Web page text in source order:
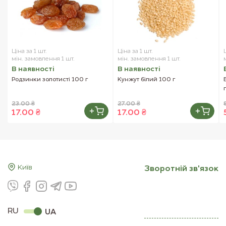
Ціна за 1 шт.
мін. замовлення 1 шт.
В наявностi
Родзинки золотисті 100 г
23.00 ₴
17.00 ₴
Ціна за 1 шт.
мін. замовлення 1 шт.
В наявностi
Кунжут білий 100 г
27.00 ₴
17.00 ₴
Київ
RU UA
Зворотнiй зв'язок